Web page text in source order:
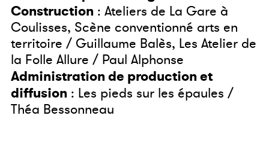
Construction : Ateliers de La Gare à
Coulisses, Scène conventionné arts en
territoire / Guillaume Balès, Les Atelier de
la Folle Allure / Paul Alphonse
Administration de production et
diffusion : Les pieds sur les épaules /
Théa Bessonneau